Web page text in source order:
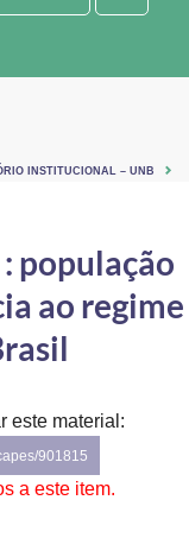
INSTITUCIONAL – UNB
população
ao regime
este material:
901815
a este item.